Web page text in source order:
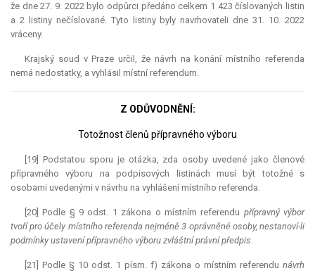
že dne 27. 9. 2022 bylo odpůrci předáno celkem 1 423 číslovaných listin
a 2 listiny nečíslované. Tyto listiny byly navrhovateli dne 31. 10. 2022
vráceny.
Krajský soud v Praze určil, že návrh na konání místního referenda
nemá nedostatky, a vyhlásil místní referendum.
Z ODŮVODNĚNÍ:
Totožnost členů přípravného výboru
[19] Podstatou sporu je otázka, zda osoby uvedené jako členové
přípravného výboru na podpisových listinách musí být totožné s
osobami uvedenými v návrhu na vyhlášení místního referenda.
[20] Podle § 9 odst. 1 zákona o místním referendu přípravný výbor
tvoří pro účely místního referenda nejméně 3 oprávněné osoby, nestanoví-li
podmínky ustavení přípravného výboru zvláštní právní předpis.
[21] Podle § 10 odst. 1 písm. f) zákona o místním referendu návrh